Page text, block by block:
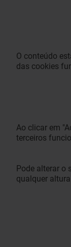
O conteúdo
das cookies
Ao clicar em
terceiros
Pode alterar o
qualquer